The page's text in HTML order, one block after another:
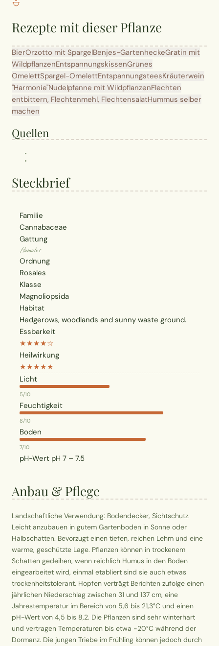
Rezepte mit dieser Pflanze
BierOrzotto mit SpargelBenjes-GartenheckeGratin mit
WildpflanzenEntspannungskissenGrünes
OmelettSpargel-OmelettEntspannungsteesKräuterwein
"Harmonie"Nudelpfanne mit WildpflanzenFlechten
entbittern, Flechtenmehl, FlechtensalatHummus selber
machen
Quellen
Steckbrief
Familie
Cannabaceae
Gattung
Humulus
Ordnung
Rosales
Klasse
Magnoliopsida
Habitat
Hedgerows, woodlands and sunny waste ground.
Essbarkeit
★★★★☆
Heilwirkung
★★★★★
Licht
5/10
Feuchtigkeit
8/10
Boden
7/10
pH-Wert pH 7 – 7.5
Anbau & Pflege
Landschaftliche Verwendung: Bodendecker, Sichtschutz.
Leicht anzubauen in gutem Gartenboden in Sonne oder
Halbschatten. Bevorzugt einen tiefen, reichen Lehm und eine
warme, geschützte Lage. Pflanzen können in trockenem
Schatten gedeihen, wenn reichlich Humus in den Boden
eingearbeitet wird, einmal etabliert sind sie auch etwas
trockenheitstolerant. Hopfen verträgt Berichten zufolge einen
jährlichen Niederschlag zwischen 31 und 137 cm, eine
Jahrestemperatur im Bereich von 5,6 bis 21,3°C und einen
pH-Wert von 4,5 bis 8,2. Die Pflanzen sind sehr winterhart
und vertragen Temperaturen bis etwa -20°C während der
Dormanz. Die jungen Triebe im Frühling können jedoch durch